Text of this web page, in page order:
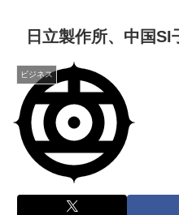
日立製作所、中国SI
ビジネス